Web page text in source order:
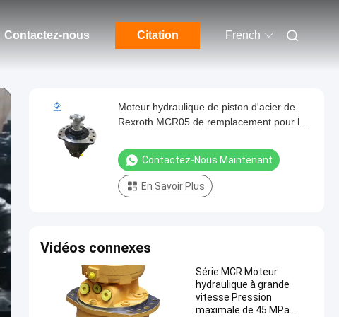
Contactez-nous Citation French
Moteur hydraulique de piston d'acier de
Rexroth MCR05 de remplacement pour le
Contactez-Nous Maintenant
En Savoir Plus
Vidéos connexes
Série MCR Moteur
hydraulique à grande
vitesse Pression
maximale de 45 MPa